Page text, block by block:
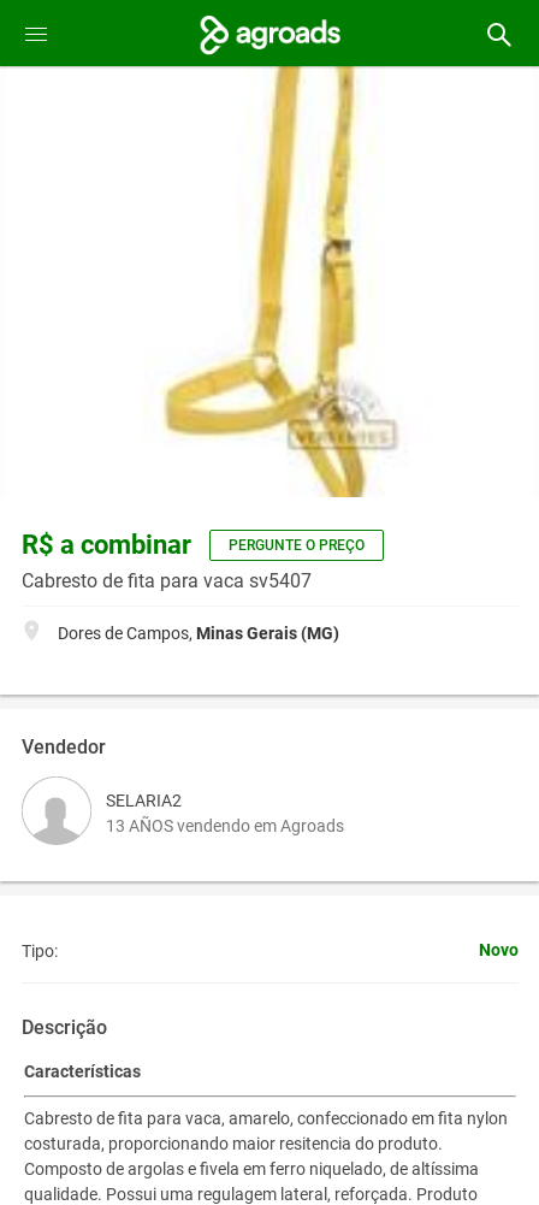
R$ a combinar PERGUNTE O PREÇO
Cabresto de fita para vaca sv5407
Dores de Campos, Minas Gerais (MG)
Vendedor
SELARIA2
13 AÑOS vendendo em Agroads
Tipo: Novo
Descrição
Características
Cabresto de fita para vaca, amarelo, confeccionado em fita nylon
costurada, proporcionando maior resitencia do produto.
Composto de argolas e fivela em ferro niquelado, de altíssima
qualidade. Possui uma regulagem lateral, reforçada. Produto